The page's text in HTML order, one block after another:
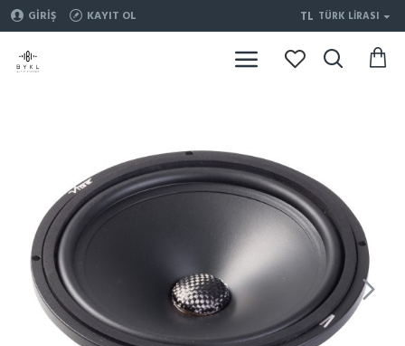
GIRIŞ KAYIT OL TL TÜRK LIRASI